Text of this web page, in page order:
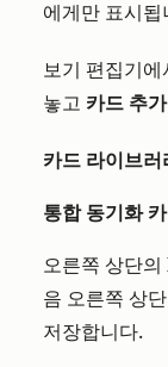
에게만 표시됩
보기 편집기에
놓고 카드 추
카드 라이브러
통합 동기화
오른쪽 상단의
음 오른쪽 상단
저장합니다.